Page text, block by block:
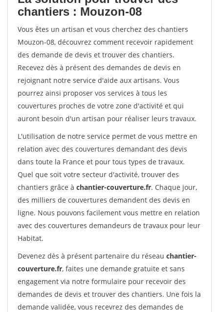
chantiers : Mouzon-08
Vous êtes un artisan et vous cherchez des chantiers
Mouzon-08, découvrez comment recevoir rapidement
des demande de devis et trouver des chantiers.
Recevez dès à présent des demandes de devis en
rejoignant notre service d'aide aux artisans. Vous
pourrez ainsi proposer vos services à tous les
couvertures proches de votre zone d'activité et qui
auront besoin d'un artisan pour réaliser leurs travaux.
L'utilisation de notre service permet de vous mettre en
relation avec des couvertures demandant des devis
dans toute la France et pour tous types de travaux.
Quel que soit votre secteur d'activité, trouver des
chantiers grâce à chantier-couverture.fr. Chaque jour,
des milliers de couvertures demandent des devis en
ligne. Nous pouvons facilement vous mettre en relation
avec des couvertures demandeurs de travaux pour leur
Habitat.
Devenez dès à présent partenaire du réseau chantier-
couverture.fr, faites une demande gratuite et sans
engagement via notre formulaire pour recevoir des
demandes de devis et trouver des chantiers. Une fois la
demande validée, vous recevrez des demandes de